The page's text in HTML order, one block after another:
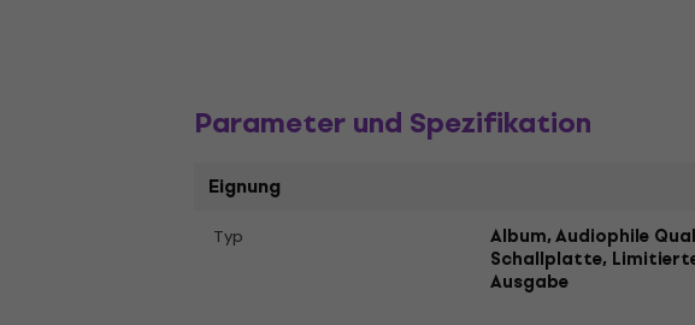
Parameter und Spezifikation
Eignung
Typ
Album, Audiophile
Schallplatte,
Ausgabe